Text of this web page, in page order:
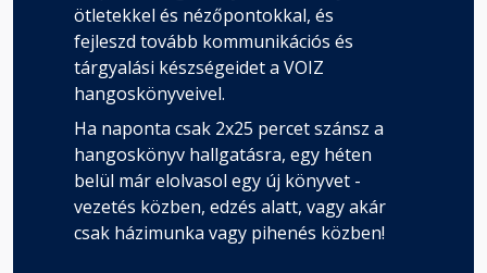
ötletekkel és nézőpontokkal, és
fejleszd tovább kommunikációs és
tárgyalási készségeidet a VOIZ
hangoskönyveivel.
Ha naponta csak 2x25 percet szánsz a
hangoskönyv hallgatásra, egy héten
belül már elolvasol egy új könyvet -
vezetés közben, edzés alatt, vagy akár
csak házimunka vagy pihenés közben!